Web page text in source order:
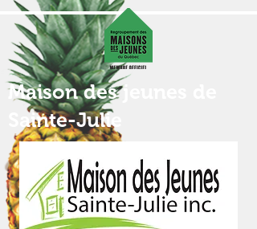
Maison des jeunes de
Sainte-Julie